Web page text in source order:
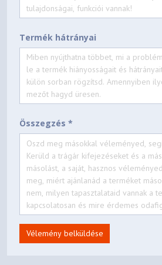
Termék hátrányai
Összegzés *
Vélemény belküldése